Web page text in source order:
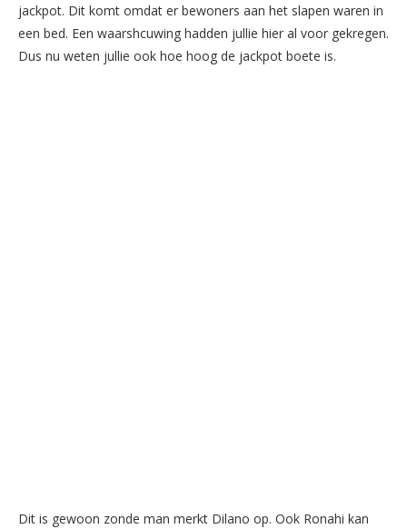
jackpot. Dit komt omdat er bewoners aan het slapen waren in
een bed. Een waarshcuwing hadden jullie hier al voor gekregen.
Dus nu weten jullie ook hoe hoog de jackpot boete is.
Dit is gewoon zonde man merkt Dilano op. Ook Ronahi kan